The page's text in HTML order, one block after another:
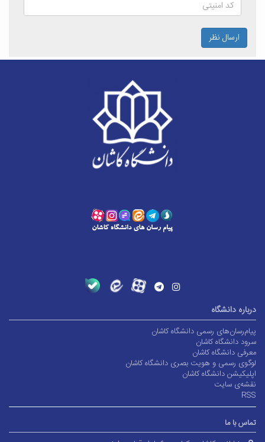
ارسال نظر
درباره دانشگاه
پیام‌رسان‌های رسمی دانشگاه کاشان
سرود دانشگاه کاشان
معرفی دانشگاه کاشان
لوگوی رسمی و هویت بصری دانشگاه کاشان
اپلیکیشن دانشگاه کاشان
نقشه‌ی سایت
RSS
تماس با ما